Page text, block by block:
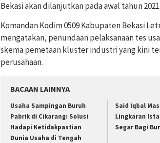
Bekasi akan dilanjutkan pada awal tahun
Komandan Kodim 0509 Kabupaten Bekasi
mengatakan, penundaan pelaksanaan tes
skema pemetaan kluster industri yang kini
perusahaan.
BACAAN LAINNYA
Usaha Sampingan Buruh
Pabrik di Cikarang: Solusi
Hadapi Ketidakpastian
Dunia Usaha di Tengah
Said Iqbal
Lingkaran
Segar Bagi